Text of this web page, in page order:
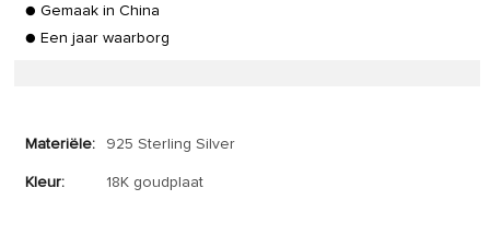
● Gemaak in China
● Een jaar waarborg
Materiële: 925 Sterling Silver
Kleur: 18K goudplaat